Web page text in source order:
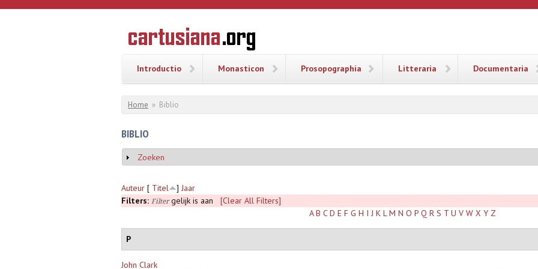
Overslaan en naar de inhoud gaan
CARTUSIANA
Geschiedenis
van de
Introductio Monasticon Prosopographia Litteraria Documentaria
U bent hier
Home » Biblio
BIBLIO
Weergeven
Zoeken
Auteur [ Titel ] Jaar
Filters: Filtergelijk is aan
[Clear All Filters]
A B C D E F G H I J K L M N O P Q R S T U V W X Y Z
P
John Clark